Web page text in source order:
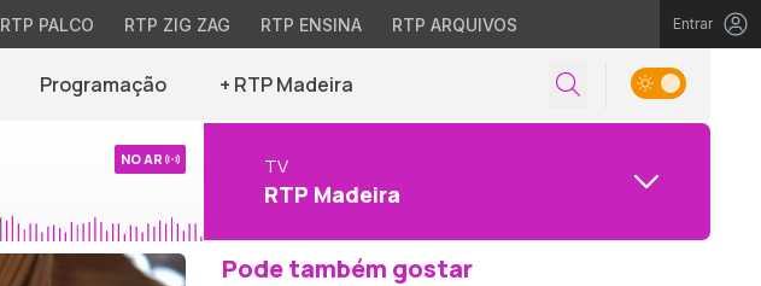
RTP PALCO RTP ZIG ZAG RTP ENSINA RTP ARQUIVOS Entrar
Programação + RTP Madeira
NO AR TV
RTP Madeira
Pode também gostar